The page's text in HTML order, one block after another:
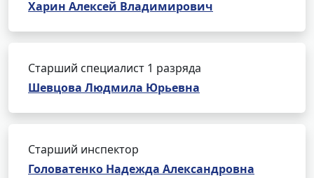
Харин Алексей Владимирович
Старший специалист 1 разряда
Шевцова Людмила Юрьевна
Старший инспектор
Головатенко Надежда Александровна